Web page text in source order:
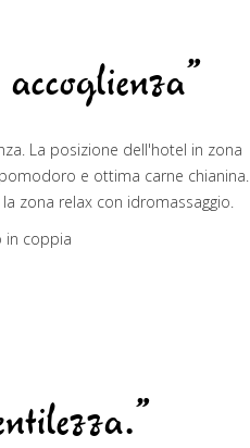
La posizione dell'hotel in zona
e ottima carne chianina.
zona relax con idromassaggio.
in coppia